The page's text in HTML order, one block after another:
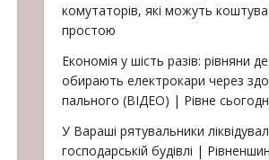
комутаторів, які можуть
простою
Економія у шість разів: рівняни
обирають електрокари через
пального (ВІДЕО) | Рівне
У Вараші рятувальники
господарській будівлі |